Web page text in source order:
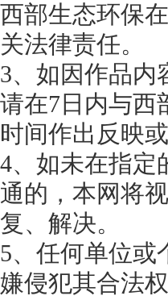
西部生态环保
关法律责任。
3、如因作品内
请在7日内与西
时间作出反映或
4、如未在指定
通的，本网将
复、解决。
5、任何单位或
嫌侵犯其合法